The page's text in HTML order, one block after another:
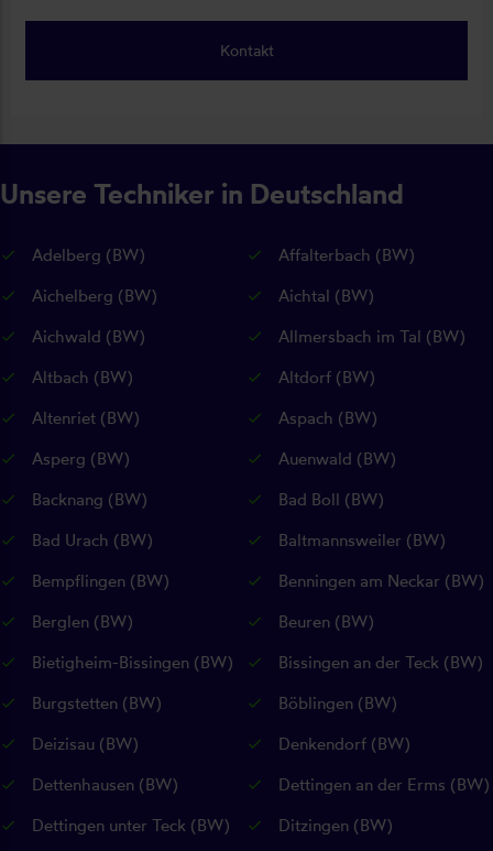
Kontakt
Unsere Techniker in Deutschland
Adelberg (BW)
Affalterbach (BW)
Aichelberg (BW)
Aichtal (BW)
Aichwald (BW)
Allmersbach im Tal (BW)
Altbach (BW)
Altdorf (BW)
Altenriet (BW)
Aspach (BW)
Asperg (BW)
Auenwald (BW)
Backnang (BW)
Bad Boll (BW)
Bad Urach (BW)
Baltmannsweiler (BW)
Bempflingen (BW)
Benningen am Neckar (BW)
Berglen (BW)
Beuren (BW)
Bietigheim-Bissingen (BW)
Bissingen an der Teck (BW)
Burgstetten (BW)
Böblingen (BW)
Deizisau (BW)
Denkendorf (BW)
Dettenhausen (BW)
Dettingen an der Erms (BW)
Dettingen unter Teck (BW)
Ditzingen (BW)